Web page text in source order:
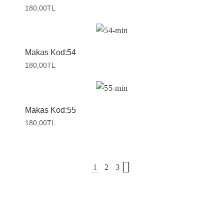
180,00TL
Makas Kod:54
180,00TL
Makas Kod:55
180,00TL
1 2 3